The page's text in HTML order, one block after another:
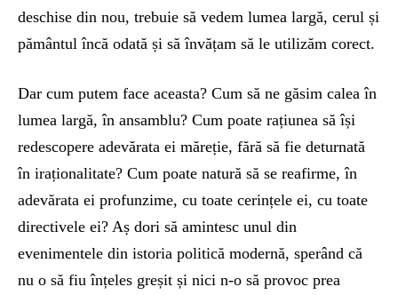
deschise din nou, trebuie să vedem lumea largă, cerul și
pământul încă odată și să învățam să le utilizăm corect.
Dar cum putem face aceasta? Cum să ne găsim calea în
lumea largă, în ansamblu? Cum poate rațiunea să își
redescopere adevărata ei măreție, fără să fie deturnată
în iraționalitate? Cum poate natură să se reafirme, în
adevărata ei profunzime, cu toate cerințele ei, cu toate
directivele ei? Aș dori să amintesc unul din
evenimentele din istoria politică modernă, sperând că
nu o să fiu înțeles greșit și nici n-o să provoc prea